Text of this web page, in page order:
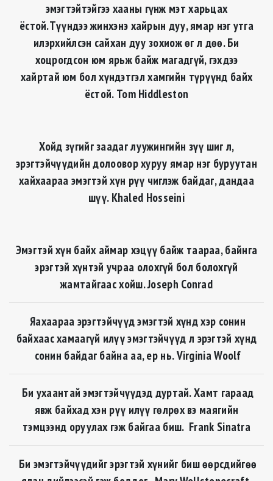
эмэгтэйтэйгээ хааны гүнж мэт харьцах
ёстой.Түүндээ жинхэнэ хайрын дуу, ямар нэг утга
илэрхийлсэн сайхан дуу зохиож өг л дөө. Би
хоцрогдсон юм ярьж байж магадгүй, гэхдээ
хайртай юм бол хүндэтгэл хамгийн түрүүнд байх
ёстой. Tom Hiddleston
Хойд зүгийг заадаг луужингийн зүү шиг л,
эрэгтэйчүүдийн долоовор хуруу ямар нэг буруутан
хайхаараа эмэгтэй хүн рүү чиглэж байдаг, дандаа
шүү. Khaled Hosseini
Эмэгтэй хүн байх аймар хэцүү байж таараа, байнга
эрэгтэй хүнтэй учраа олохгүй бол болохгүй
жамтайгаас хойш. Joseph Conrad
Яахаараа эрэгтэйчүүд эмэгтэй хүнд хэр сонин
байхаас хамаагүй илүү эмэгтэйчүүд л эрэгтэй хүнд
сонин байдаг байна аа, ер нь. Virginia Woolf
Би ухаантай эмэгтэйчүүдэд дуртай. Хамт гараад
явж байхад хэн рүү илүү гөлрөх вэ маягийн
тэмцээнд оруулах гэж байгаа биш. Frank Sinatra
Би эмэгтэйчүүдийг эрэгтэй хүнийг биш өөрсдийгөө